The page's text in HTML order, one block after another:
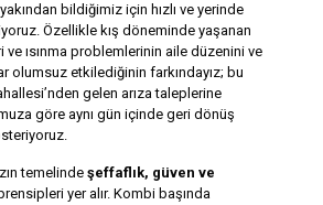
yakından bildiğimiz için hızlı ve yerinde
Özellikle kış döneminde yaşanan
ve ısınma problemlerinin aile düzenini ve
olumsuz etkilediğinin farkındayız; bu
gelen arıza taleplerine
göre aynı gün içinde geri dönüş
temelindeşeffaflık, güven ve
yer alır. Kombi başında